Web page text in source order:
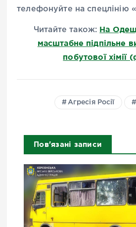
телефонуйте на спецлінію
Читайте також: На
масштабне підпільне
побутової хімії
Агресія Росії
Пов'язані записи